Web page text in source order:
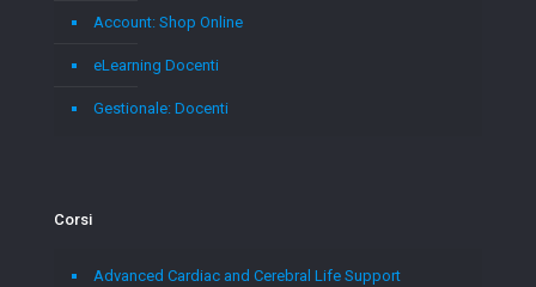
Account: Shop Online
eLearning Docenti
Gestionale: Docenti
Corsi
Advanced Cardiac and Cerebral Life Support